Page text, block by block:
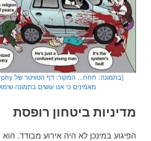
מאמינים כי אנו עושים בתמונה
מדיניות ביטחון רופסת
הפיגוע במינכן לא היה אירוע מבודד.